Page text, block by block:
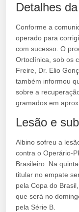
Detalhes
Conforme a
operado para
com sucesso. O
Ortoclínica, sob os
Freire, Dr. Elio
também informou
sobre a
gramados em
Lesão e
Albino sofreu a
contra o Operário-
Brasileiro. Na
titular no empate
pela Copa do
que será no
pela Série B.